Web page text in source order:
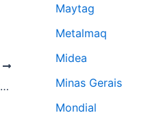
Brastemp lança BRM62: revolução em refrigeração chegou
Maytag
Metalmaq
Midea
Minas Gerais
Mondial